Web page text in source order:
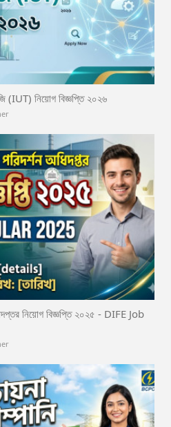
(IUT) নিয়োগ বিজ্ঞপ্তি ২০২৬
নিয়োগ বিজ্ঞপ্তি ২০২৫ - DIFE Job